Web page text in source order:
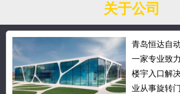
关于公司
青岛恒达自
一家专业致
楼宇入口解
业从事旋转门